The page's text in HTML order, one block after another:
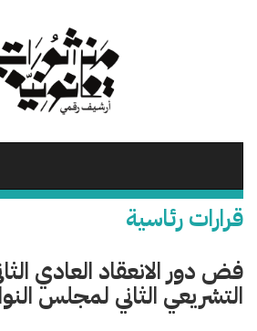
قرارات رئاسية
فض دور الانعقاد العادي
التشريعي الثاني لمجلس